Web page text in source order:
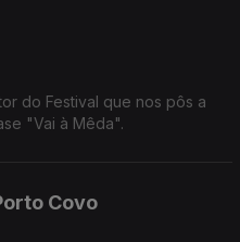
do Festival que nos pôs a
"Vai à Mêda".
Covo